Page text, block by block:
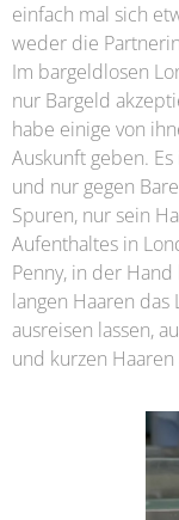
einfach mal sich
weder die
Im bargeldlosen
nur Bargeld
habe einige von
Auskunft geben.
und nur gegen
Spuren, nur sein
Aufenthaltes in
Penny, in der
langen Haaren
ausreisen lassen,
und kurzen